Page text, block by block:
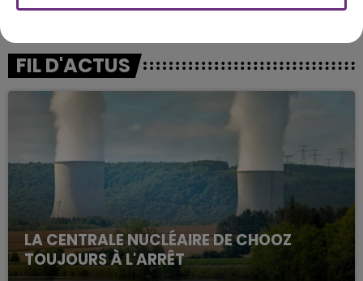
FIL D'ACTUS
LA CENTRALE NUCLÉAIRE DE CHOOZ
TOUJOURS À L'ARRÊT